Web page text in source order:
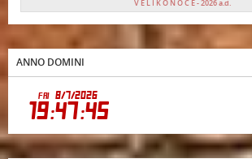
V E L I K O N O C E - 2026 a.d.
ANNO DOMINI